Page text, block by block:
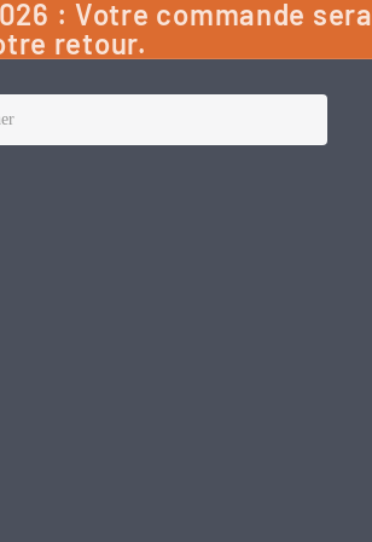
: Votre commande sera
retour.